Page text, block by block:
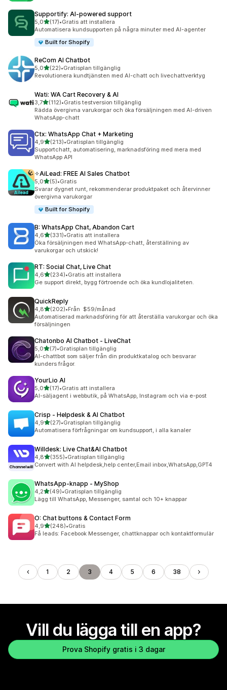
Supportify: AI‑powered support
5,0av 5 stjärnor
(17)
17 recensioner totalt
•Gratis att installera
Automatisera kundsupporten på några minuter med AI-agenter
Built for Shopify
ReCom AI Chatbot
5,0av 5 stjärnor
(22)
22 recensioner totalt
•Gratisplan tillgänglig
Revolutionera kundtjänsten med AI-chatt och livechattverktyg
Wati: WA Cart Recovery & AI
3,7av 5 stjärnor
(112)
112 recensioner totalt
•Gratis testversion tillgänglig
Rädda övergivna varukorgar och öka försäljningen med AI-driven
WhatsApp-chatt
Ctx: WhatsApp Chat + Marketing
4,9av 5 stjärnor
(213)
213 recensioner totalt
•Gratisplan tillgänglig
Supportchatt, automatisering, marknadsföring med mera med
WhatsApp API
✧AiLead: FREE AI Sales Chatbot
5,0av 5 stjärnor
(5)
5 recensioner totalt
•Gratis
Svarar dygnet runt, rekommenderar produktpaket och återvinner
övergivna varukorgar
Built for Shopify
B: WhatsApp Chat, Abandon Cart
4,6av 5 stjärnor
(331)
331 recensioner totalt
•Gratis att installera
Öka försäljningen med WhatsApp-chatt, återställning av
varukorgar och utskick!
RT: Social Chat, Live Chat
4,6av 5 stjärnor
(234)
234 recensioner totalt
•Gratis att installera
Ge support direkt, bygg förtroende och öka kundlojaliteten.
QuickReply
4,8av 5 stjärnor
(202)
202 recensioner totalt
•Från $59/månad
Automatiserad marknadsföring för att återställa varukorgar och öka
försäljningen
Chatonbo AI Chatbot ‑ LiveChat
5,0av 5 stjärnor
(7)
7 recensioner totalt
•Gratisplan tillgänglig
AI-chattbot som säljer från din produktkatalog och besvarar
kunders frågor.
YourLio AI
5,0av 5 stjärnor
(17)
17 recensioner totalt
•Gratis att installera
AI-säljagent i webbutik, på WhatsApp, Instagram och via e-post
Crisp ‑ Helpdesk & AI Chatbot
4,9av 5 stjärnor
(27)
27 recensioner totalt
•Gratisplan tillgänglig
Automatisera förfrågningar om kundsupport, i alla kanaler
Willdesk: Live Chat&AI Chatbot
4,8av 5 stjärnor
(355)
355 recensioner totalt
•Gratisplan tillgänglig
Convert with AI helpdesk,help center,Email inbox,WhatsApp,GPT4
WhatsApp‑knapp ‑ MyShop
4,2av 5 stjärnor
(49)
49 recensioner totalt
•Gratisplan tillgänglig
Lägg till WhatsApp, Messenger, samtal och 10+ knappar
O: Chat buttons & Contact Form
4,9av 5 stjärnor
(248)
248 recensioner totalt
•Gratis
Få leads: Facebook Messenger, chattknappar och kontaktformulär
1 2 3 4 5 6 38
Vill du lägga till en app?
Prova Shopify gratis i 3 dagar